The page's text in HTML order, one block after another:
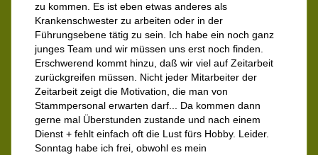
zu kommen. Es ist eben etwas anderes als
Krankenschwester zu arbeiten oder in der
Führungsebene tätig zu sein. Ich habe ein noch ganz
junges Team und wir müssen uns erst noch finden.
Erschwerend kommt hinzu, daß wir viel auf Zeitarbeit
zurückgreifen müssen. Nicht jeder Mitarbeiter der
Zeitarbeit zeigt die Motivation, die man von
Stammpersonal erwarten darf... Da kommen dann
gerne mal Überstunden zustande und nach einem
Dienst + fehlt einfach oft die Lust fürs Hobby. Leider.
Sonntag habe ich frei, obwohl es mein